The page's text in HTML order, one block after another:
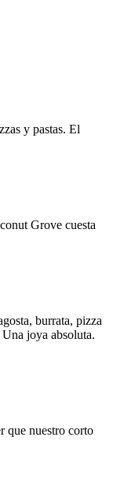
y pastas. El
Grove cuesta
burrata, pizza
joya absoluta.
que nuestro corto